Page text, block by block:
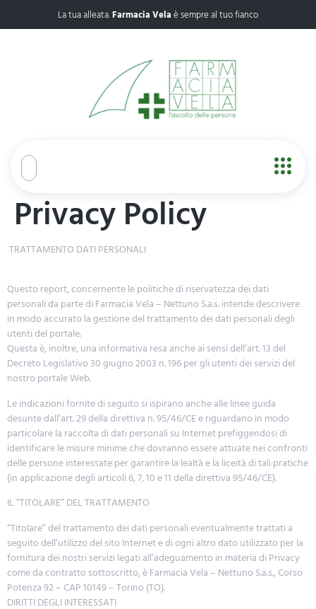
La tua alleata.Farmacia Velaè sempre al tuo fianco
Privacy Policy
TRATTAMENTO DATI PERSONALI
Questo report, concernente le politiche di riservatezza dei dati
personali da parte di Farmacia Vela – Nettuno S.a.s. intende descrivere
in modo accurato la gestione del trattamento dei dati personali degli
utenti del portale.
Questa è, inoltre, una informativa resa anche ai sensi dell’art. 13 del
Decreto Legislativo 30 giugno 2003 n. 196 per gli utenti dei servizi del
nostro portale Web.
Le indicazioni fornite di seguito si ispirano anche alle linee guida
desunte dall’art. 29 della direttiva n. 95/46/CE e riguardano in modo
particolare la raccolta di dati personali su Internet prefiggendosi di
identificare le misure minime che dovranno essere attuate nei confronti
delle persone interessate per garantire la lealtà e la liceità di tali pratiche
(in applicazione degli articoli 6, 7, 10 e 11 della direttiva 95/46/CE).
IL “TITOLARE” DEL TRATTAMENTO
“Titolare” del trattamento dei dati personali eventualmente trattati a
seguito dell’utilizzo del sito Internet e di ogni altro dato utilizzato per la
fornitura dei nostri servizi legati all’adeguamento in materia di Privacy
come da contratto sottoscritto, è Farmacia Vela – Nettuno S.a.s., Corso
Potenza 92 – CAP 10149 – Torino (TO).
DIRITTI DEGLI INTERESSATI